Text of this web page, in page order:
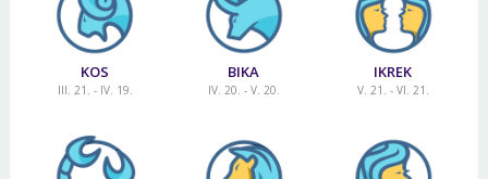
KOS
III. 21. - IV. 19.
BIKA
IV. 20. - V. 20.
IKREK
V. 21. - VI. 21.